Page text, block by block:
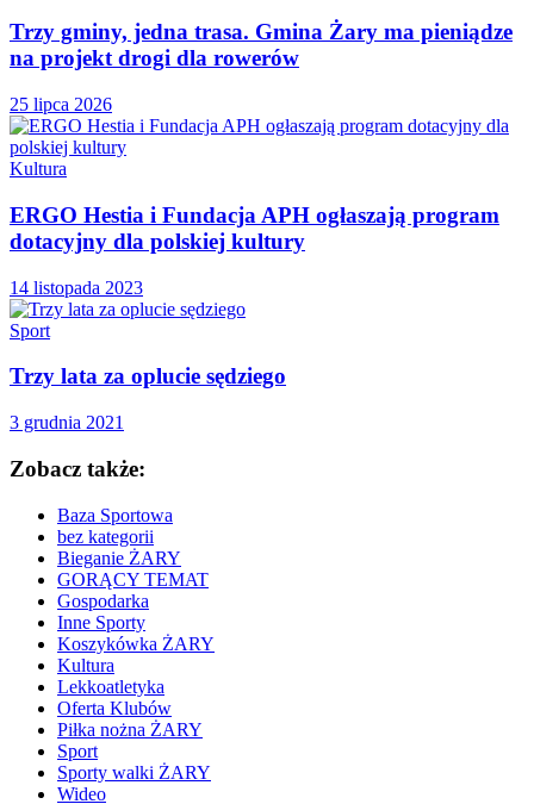
Trzy gminy, jedna trasa. Gmina Żary ma pieniądze
na projekt drogi dla rowerów
25 lipca 2026
Kultura
ERGO Hestia i Fundacja APH ogłaszają program
dotacyjny dla polskiej kultury
14 listopada 2023
Sport
Trzy lata za oplucie sędziego
3 grudnia 2021
Zobacz także:
Baza Sportowa
bez kategorii
Bieganie ŻARY
GORĄCY TEMAT
Gospodarka
Inne Sporty
Koszykówka ŻARY
Kultura
Lekkoatletyka
Oferta Klubów
Piłka nożna ŻARY
Sport
Sporty walki ŻARY
Wideo